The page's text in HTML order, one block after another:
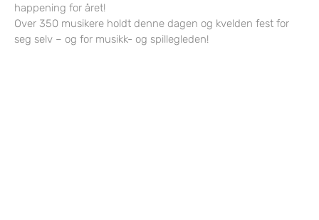
happening for året!
Over 350 musikere holdt denne dagen og kvelden fest for
seg selv – og for musikk- og spillegleden!